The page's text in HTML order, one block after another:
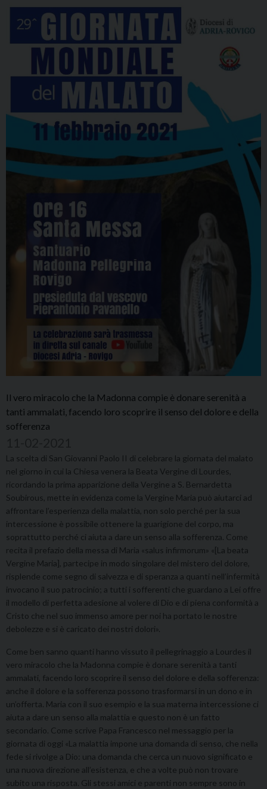
Il vero miracolo che la Madonna compie è donare serenità a
tanti ammalati, facendo loro scoprire il senso del dolore e della
sofferenza
La scelta di San Giovanni Paolo II di celebrare la giornata del malato
nel giorno in cui la Chiesa venera la Beata Vergine di Lourdes,
ricordando la prima apparizione della Vergine a S. Bernardetta
Soubirous, mette in evidenza come la Vergine Maria può aiutarci ad
affrontare l’esperienza della malattia, non solo perché per la sua
intercessione è possibile ottenere la guarigione del corpo, ma
soprattutto perché ci aiuta a dare un senso alla sofferenza. Come
recita il prefazio della messa di Maria «salus infirmorum» «[La beata
Vergine Maria], partecipe in modo singolare del mistero del dolore,
risplende come segno di salvezza e di speranza a quanti nell’infermità
invocano il suo patrocinio; a tutti i sofferenti che guardano a Lei offre
il modello di perfetta adesione al volere di Dio e di piena conformità a
Cristo che nel suo immenso amore per noi ha portato le nostre
debolezze e si è caricato dei nostri dolori».
Come ben sanno quanti hanno vissuto il pellegrinaggio a Lourdes il
vero miracolo che la Madonna compie è donare serenità a tanti
ammalati, facendo loro scoprire il senso del dolore e della sofferenza:
anche il dolore e la sofferenza possono trasformarsi in un dono e in
un’offerta. Maria con il suo esempio e la sua materna intercessione ci
aiuta a dare un senso alla malattia e questo non è un fatto
secondario. Come scrive Papa Francesco nel messaggio per la
giornata di oggi «La malattia impone una domanda di senso, che nella
fede si rivolge a Dio: una domanda che cerca un nuovo significato e
una nuova direzione all’esistenza, e che a volte può non trovare
subito una risposta. Gli stessi amici e parenti non sempre sono in